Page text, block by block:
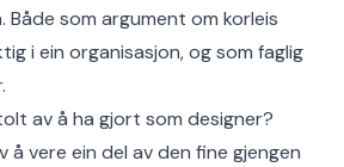
som argument om korleis
i ein organisasjon, og som faglig
av å ha gjort som designer?
å vere ein del av den fine gjengen